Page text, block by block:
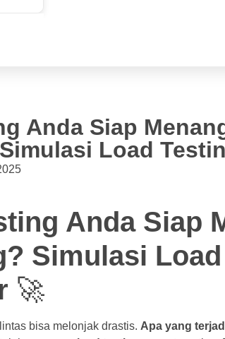
Anda Siap
Load
Anda Siap
Simulasi
🚀
bisa melonjak drastis. Apa yang